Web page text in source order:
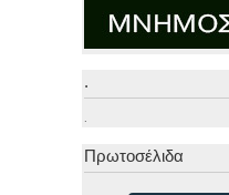
.
.
Πρωτοσέλιδα